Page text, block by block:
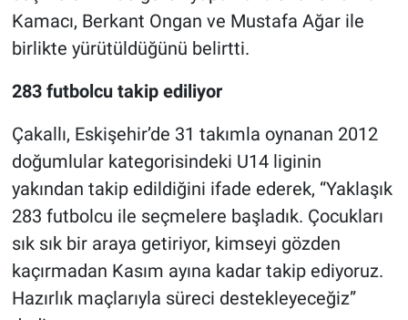
Kamacı, Berkant Ongan ve Mustafa Ağar ile
birlikte yürütüldüğünü belirtti.
283 futbolcu takip ediliyor
Çakallı, Eskişehir’de 31 takımla oynanan 2012
doğumlular kategorisindeki U14 liginin
yakından takip edildiğini ifade ederek, “Yaklaşık
283 futbolcu ile seçmelere başladık. Çocukları
sık sık bir araya getiriyor, kimseyi gözden
kaçırmadan Kasım ayına kadar takip ediyoruz.
Hazırlık maçlarıyla süreci destekleyeceğiz”